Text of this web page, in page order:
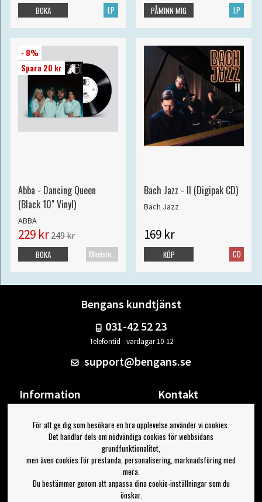
LP
BOKA LP
PÅMINN MIG
- 8%
Spara 20 kr
Abba - Dancing Queen
(Black 10" Vinyl)
ABBA
229 kr249 kr
Maxisingel
BOKA
Bach Jazz - II (Digipak CD)
Bach Jazz
169 kr
CD
KÖP
Bengans kundtjänst
031-42 52 23
Telefontid - vardagar 10-12
support@bengans.se
Information
Om Bengans
FAQ / Köp- & Leveransvillkor
Kontakt
Din sida
Logga ut
Jag vill ha tips från Bengans
För att ge dig som besökare en bra upplevelse använder vi cookies.
Det handlar dels om nödvändiga cookies för webbsidans
grundfunktionalitet,
men även cookies för prestanda, personalisering, marknadsföring med
mera.
Du bestämmer genom att anpassa dina cookie-inställningar som du
önskar.